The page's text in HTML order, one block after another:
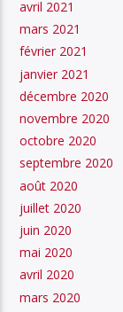
avril 2021
mars 2021
février 2021
janvier 2021
décembre 2020
novembre 2020
octobre 2020
septembre 2020
août 2020
juillet 2020
juin 2020
mai 2020
avril 2020
mars 2020